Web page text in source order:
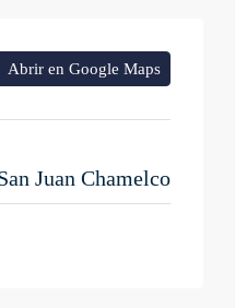
Abrir en Google Maps
Juan Chamelco